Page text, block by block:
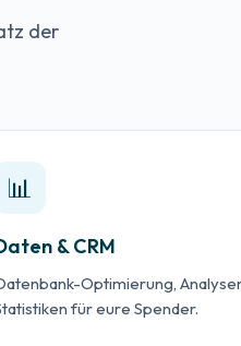
der
📊
& CRM
Optimierung,
für eure Spender.